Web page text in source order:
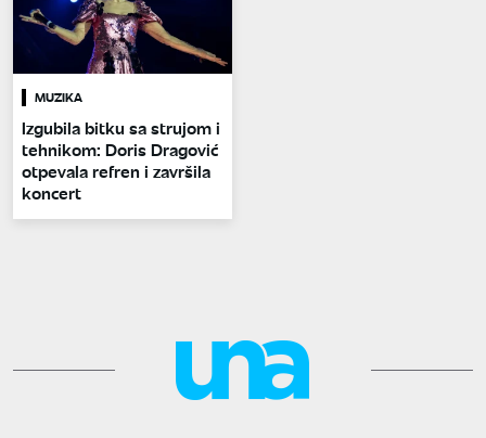
MUZIKA
Izgubila bitku sa strujom i
tehnikom: Doris Dragović
otpevala refren i završila
koncert